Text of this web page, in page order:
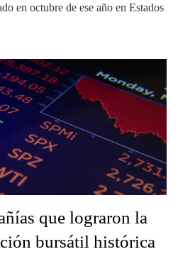
en octubre de ese año en Estados
que lograron la
bursátil histórica